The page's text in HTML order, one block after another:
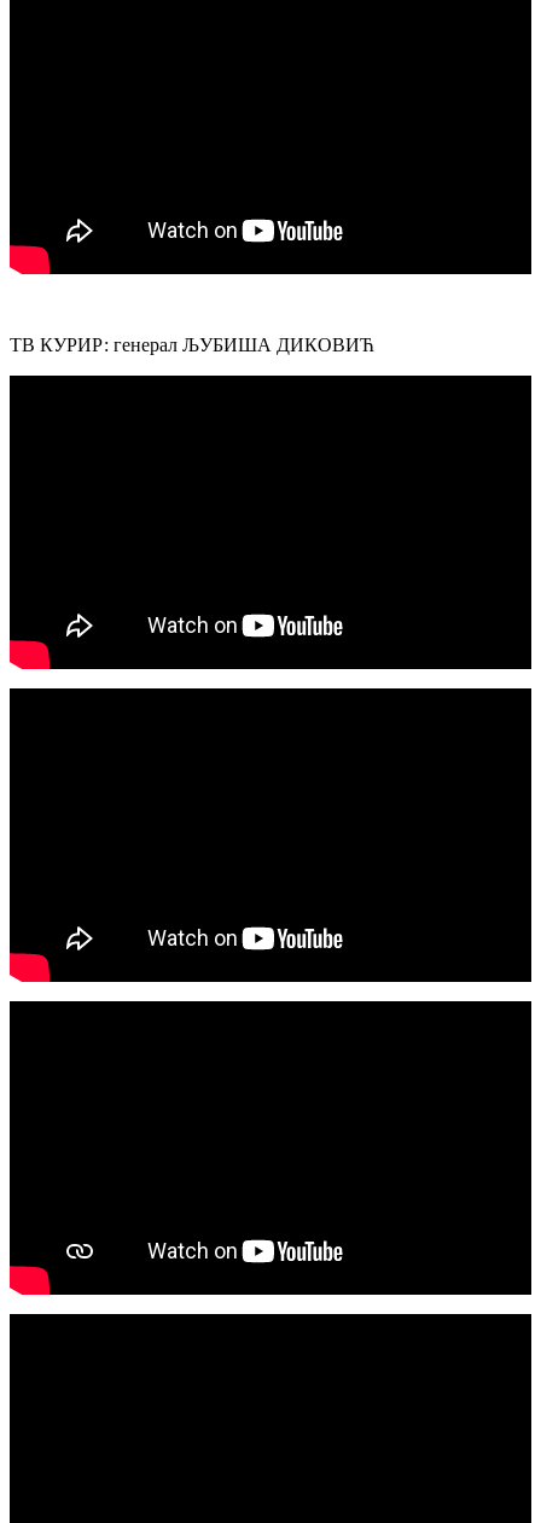
ТВ КУРИР: генерал ЉУБИША ДИКОВИЋ